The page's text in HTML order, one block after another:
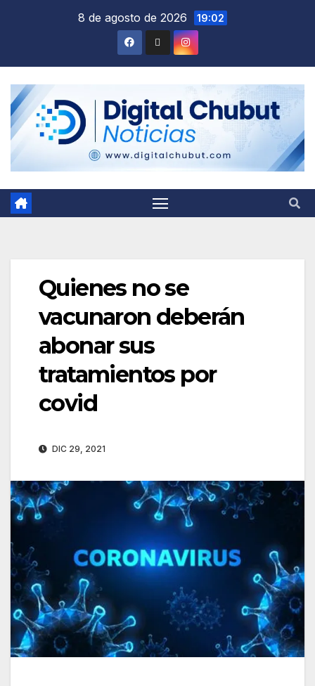
8 de agosto de 2026 19:02
Quienes no se
vacunaron deberán
abonar sus
tratamientos por
covid
DIC 29, 2021